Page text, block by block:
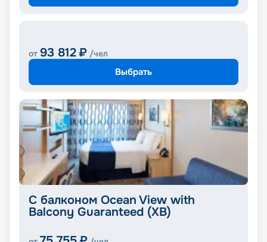
от 93 812 ₽ /чел
Выбрать
С балконом Ocean View with
Balcony Guaranteed (XB)